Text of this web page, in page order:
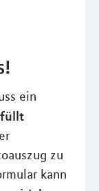
ein
zu
kann